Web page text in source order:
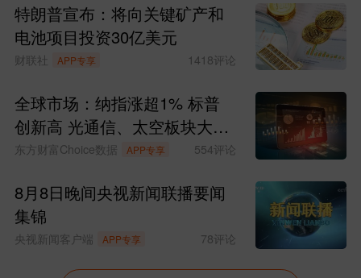
债市天气播报：目前信用债晴，利率债
雨。
话不多说，今天操作帖划重点，上干货！
游戏、人工智能、创新药、半导体、机器
等板块今日思路分析来了，有持仓的看
过来啦！小小每天坚持用心分享，分析板
块，整理热点传递给大家，各位的点赞就
特朗普宣布：将向关键矿产和
电池项目投资30亿美元
财联社 APP专享 1418评论
全球市场：纳指涨超1% 标普
创新高 光通信、太空板块大涨
SpaceX涨超15%
东方财富Choice数据 APP专享 554评论
8月8日晚间央视新闻联播要闻
集锦
央视新闻客户端 APP专享 78评论